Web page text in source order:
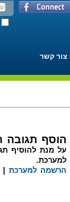
צור קשר
הוסף תגובה
על מנת להוסיף
למערכת.
הרשמה למערכת